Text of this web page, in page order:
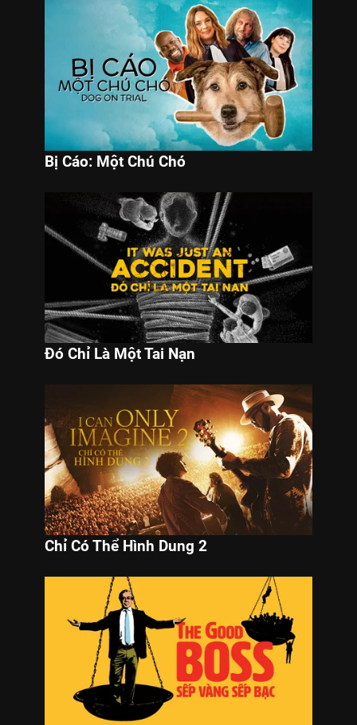
Bị Cáo: Một Chú Chó
Đó Chỉ Là Một Tai Nạn
Chỉ Có Thể Hình Dung 2